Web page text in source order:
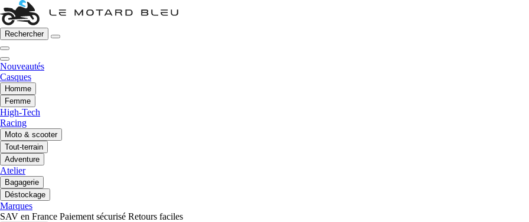
Rechercher
Nouveautés
Casques
Homme
Femme
High-Tech
Racing
Moto & scooter
Tout-terrain
Adventure
Atelier
Bagagerie
Déstockage
Marques
SAV en France Paiement sécurisé Retours faciles